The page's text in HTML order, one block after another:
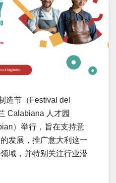
造节（Festival del
Calabiana 人才园
）举行，旨在支持意
发展，推广意大利这一
域，并特别关注行业潜